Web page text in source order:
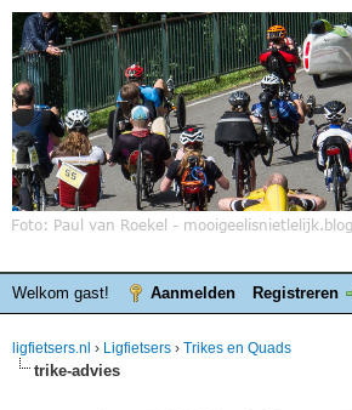
Welkom gast! Aanmelden Registreren
ligfietsers.nl › Ligfietsers › Trikes en Quads
trike-advies